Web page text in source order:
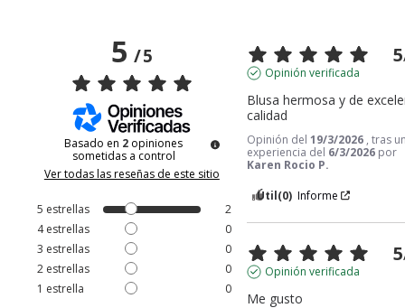
5/5
Basado en 2 opiniones
sometidas a control
Ver todas las reseñas de este sitio
5 estrellas
2
4estrellas
0
3 estrellas
0
2 estrellas
0
1 estrella 0
5
Opinión verificada
Blusa hermosa y de
calidad
Opinión del19/3/2026 , tras
experiencia del 6/3/2026 por
Karen Rocio P.
Útil(0) Informe
5
Opinión verificada
Me gusto